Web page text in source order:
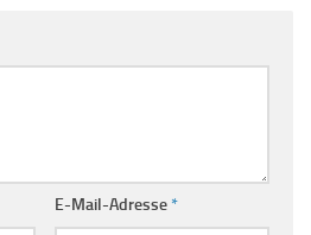
E-Mail-Adresse*